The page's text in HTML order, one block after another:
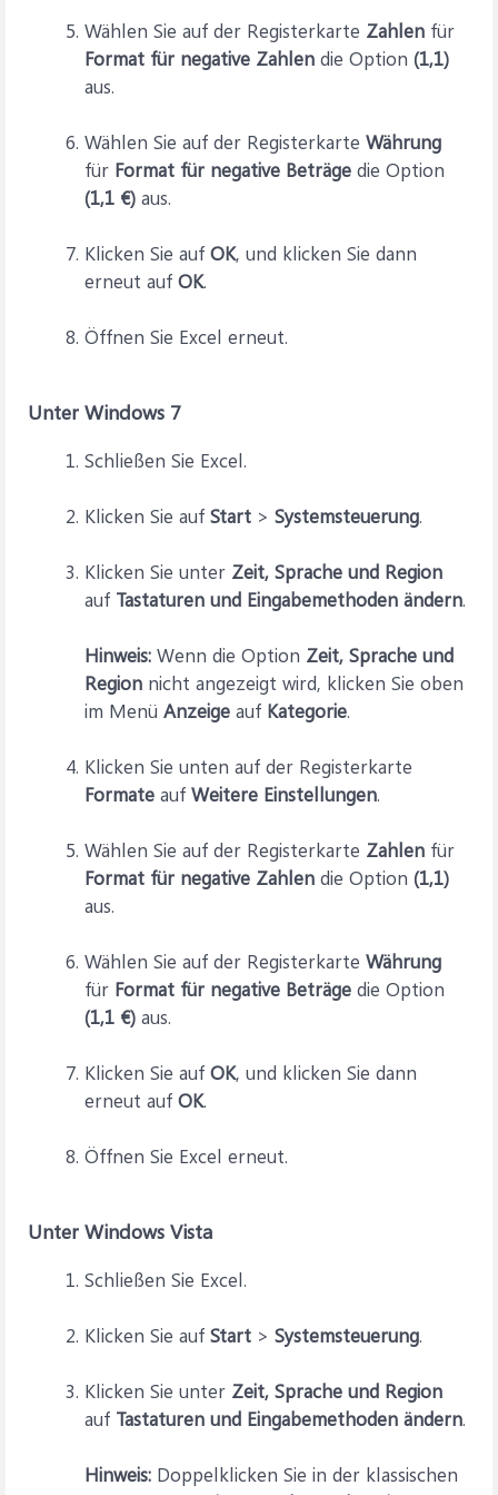
Wählen Sie auf der Registerkarte Zahlen für
Format für negative Zahlen die Option (1,1)
aus.
Wählen Sie auf der Registerkarte Währung
für Format für negative Beträge die Option
(1,1 €) aus.
Klicken Sie auf OK, und klicken Sie dann
erneut auf OK.
Öffnen Sie Excel erneut.
Unter Windows 7
Schließen Sie Excel.
Klicken Sie auf Start > Systemsteuerung.
Klicken Sie unter Zeit, Sprache und Region
auf Tastaturen und Eingabemethoden ändern.
Hinweis: Wenn die Option Zeit, Sprache und
Region nicht angezeigt wird, klicken Sie oben
im Menü Anzeige auf Kategorie.
Klicken Sie unten auf der Registerkarte
Formate auf Weitere Einstellungen.
Wählen Sie auf der Registerkarte Zahlen für
Format für negative Zahlen die Option (1,1)
aus.
Wählen Sie auf der Registerkarte Währung
für Format für negative Beträge die Option
(1,1 €) aus.
Klicken Sie auf OK, und klicken Sie dann
erneut auf OK.
Öffnen Sie Excel erneut.
Unter Windows Vista
Schließen Sie Excel.
Klicken Sie auf Start > Systemsteuerung.
Klicken Sie unter Zeit, Sprache und Region
auf Tastaturen und Eingabemethoden ändern.
Hinweis: Doppelklicken Sie in der klassischen